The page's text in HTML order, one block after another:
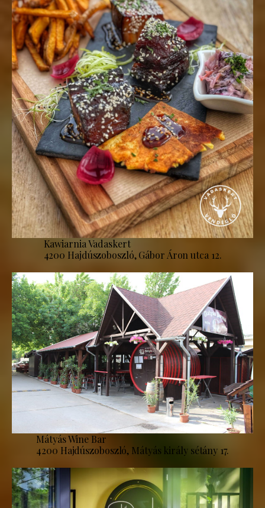
Kawiarnia Vadaskert
4200 Hajdúszoboszló, Gábor Áron utca 12.
Mátyás Wine Bar
4200 Hajdúszoboszló, Mátyás király sétány 17.